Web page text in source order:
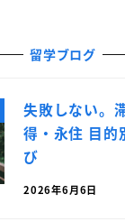
留学ブログ
失敗しない。
得・永住 目的
び
2026年6月6日